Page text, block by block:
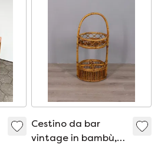
Cestino da bar
vintage in bambù,